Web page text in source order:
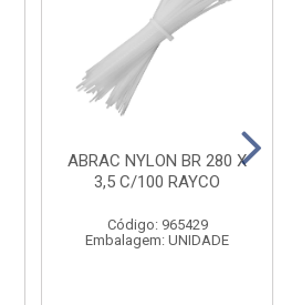
ABRAC NYLON BR 280 X
3,5 C/100 RAYCO
Código: 965429
Embalagem: UNIDADE